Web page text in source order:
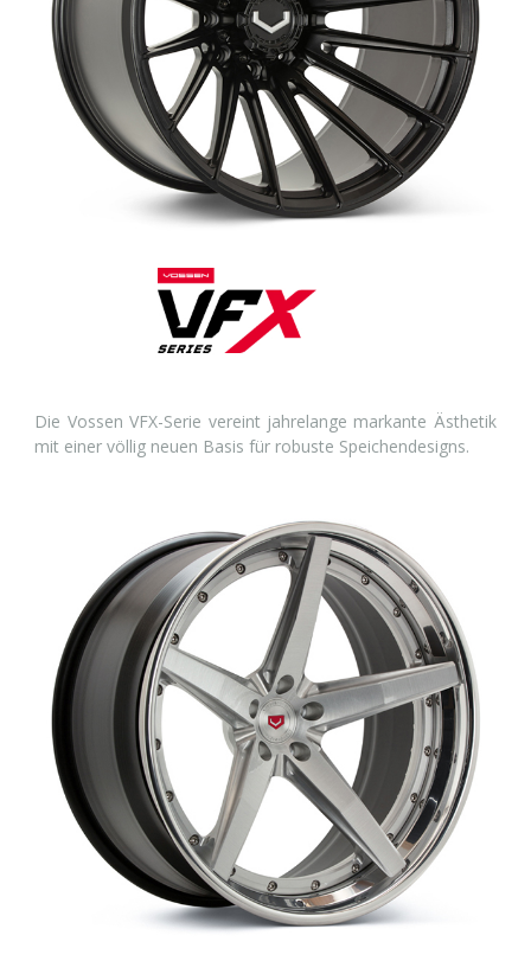
Die Vossen VFX-Serie vereint jahrelange markante Ästhetik
mit einer völlig neuen Basis für robuste Speichendesigns.